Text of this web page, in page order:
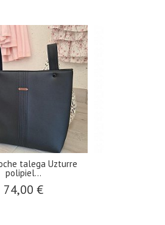
talega Uzturre
polipiel...
74,00 €